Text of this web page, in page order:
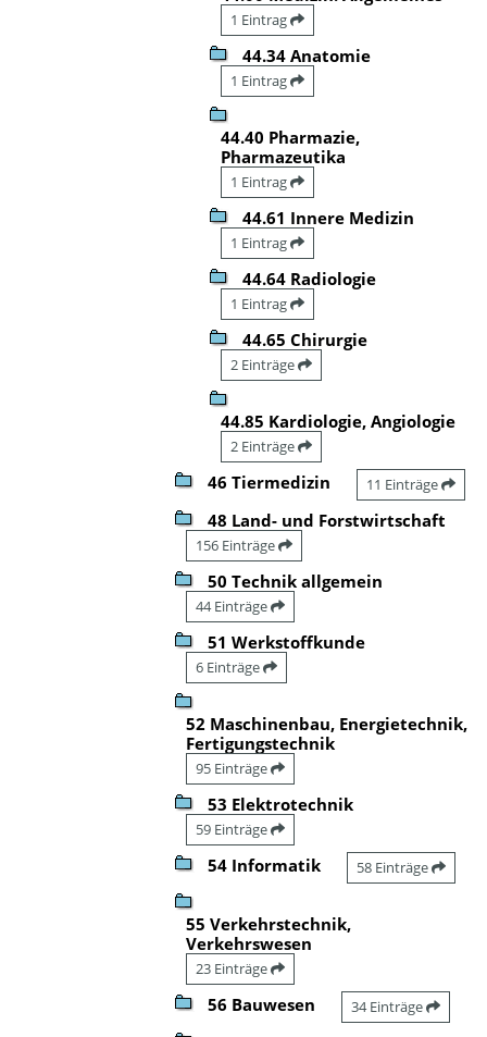
1 Eintrag
44.34 Anatomie
1 Eintrag
44.40 Pharmazie,
Pharmazeutika
1 Eintrag
44.61 Innere Medizin
1 Eintrag
44.64 Radiologie
1 Eintrag
44.65 Chirurgie
2 Einträge
44.85 Kardiologie, Angiologie
2 Einträge
46 Tiermedizin 11 Einträge
48 Land- und Forstwirtschaft
156 Einträge
50 Technik allgemein
44 Einträge
51 Werkstoffkunde
6 Einträge
52 Maschinenbau, Energietechnik,
Fertigungstechnik
95 Einträge
53 Elektrotechnik
59 Einträge
54 Informatik 58 Einträge
55 Verkehrstechnik,
Verkehrswesen
23 Einträge
56 Bauwesen 34 Einträge